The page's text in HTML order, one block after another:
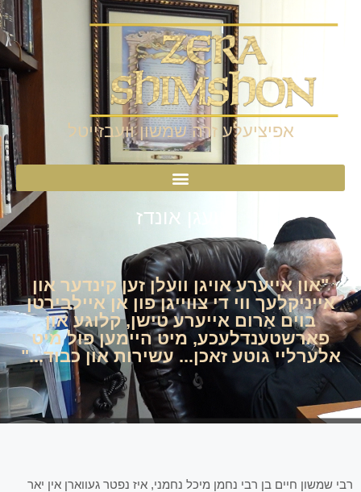
אפיציעלע זרה שמשון וועבזייטל
וועגן אונדז
"און אייערע אויגן וועלן זען קינדער און
אייניקלעך ווי די צווייגן פון אן איילבירטן
בוים אַרום אייערע טישן, קלוגע און
פארשטענדלעכע, מיט היימען פול מיט
אלערליי גוטע זאכן... עשירות און כבוד..."
רבי שמשון חיים בן רבי נחמן מיכל נחמני, איז נפטר געווארן אין יאר